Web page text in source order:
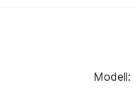
Modell: